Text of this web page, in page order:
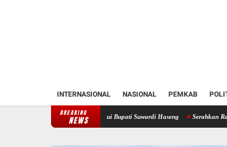
INTERNASIONAL NASIONAL PEMKAB
BREAKING
NEWS
Soppeng Temui Bupati Suwardi Haseng Serahkan Rancangan KUA-